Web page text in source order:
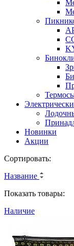
Новинки
Акции
Сортировать:
Название
Показать товары:
Наличие